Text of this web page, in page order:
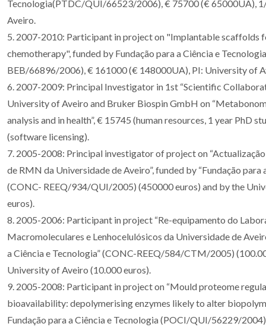
Tecnologia(PTDC/QUI/66523/2006), € 75700 (€ 65000UA),
Aveiro.
5. 2007-2010: Participant in project on "Implantable scaffolds
chemotherapy", funded by Fundação para a Ciência e
BEB/66896/2006), € 161000 (€ 148000UA), PI: University of
6. 2007-2009: Principal Investigator in 1st “Scientific
University of Aveiro and Bruker Biospin GmbH on
analysis and in health”, € 15745 (human resources, 1 year PhD
(software licensing).
7. 2005-2008: Principal investigator of project on
de RMN da Universidade de Aveiro”, funded by “Fundação para
(CONC- REEQ/934/QUI/2005) (450000 euros) and by the
euros).
8. 2005-2006: Participant in project “Re-equipamento do
Macromoleculares e Lenhocelulósicos da Universidade de
a Ciência e Tecnologia” (CONC-REEQ/584/CTM/2005)
University of Aveiro (10.000 euros).
9. 2005-2008: Participant in project on “Mould proteome
bioavailability: depolymerising enzymes likely to alter
Fundação para a Ciência e Tecnologia (POCI/QUI/56229/